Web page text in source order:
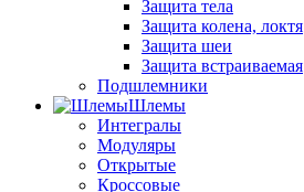
Защита тела
Защита колена, локтя
Защита шеи
Защита встраиваемая
Подшлемники
Шлемы
Интегралы
Модуляры
Открытые
Кроссовые